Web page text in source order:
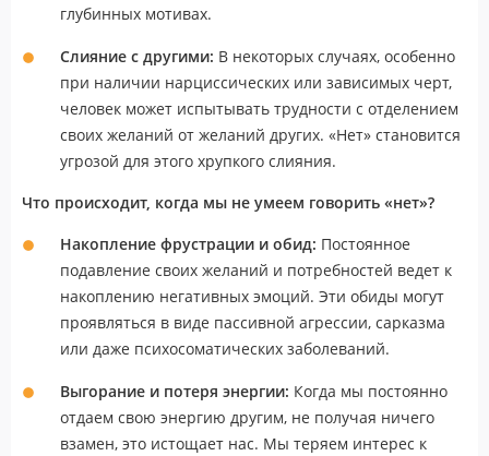
глубинных мотивах.
Слияние с другими: В некоторых случаях, особенно
при наличии нарциссических или зависимых черт,
человек может испытывать трудности с отделением
своих желаний от желаний других. «Нет» становится
угрозой для этого хрупкого слияния.
Что происходит, когда мы не умеем говорить «нет»?
Накопление фрустрации и обид: Постоянное
подавление своих желаний и потребностей ведет к
накоплению негативных эмоций. Эти обиды могут
проявляться в виде пассивной агрессии, сарказма
или даже психосоматических заболеваний.
Выгорание и потеря энергии: Когда мы постоянно
отдаем свою энергию другим, не получая ничего
взамен, это истощает нас. Мы теряем интерес к